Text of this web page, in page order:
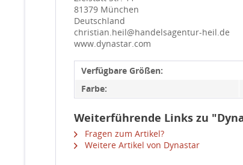
81379 München
Deutschland
christian.heil@handelsagentur-heil.de
www.dynastar.com
Verfügbare Größen:
Farbe:
Weiterführende Links zu
Fragen zum Artikel?
Weitere Artikel von Dynastar